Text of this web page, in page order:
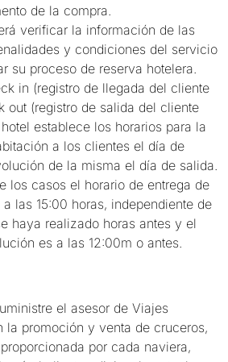
de la compra.
verificar la información de las
y condiciones del servicio
su proceso de reserva hotelera.
in (registro de llegada del cliente
out (registro de salida del cliente
establece los horarios para la
a los clientes el día de
de la misma el día de salida.
los casos el horario de entrega de
las 15:00 horas, independiente de
haya realizado horas antes y el
es a las 12:00m o antes.
el asesor de Viajes
la promoción y venta de cruceros,
por cada naviera,